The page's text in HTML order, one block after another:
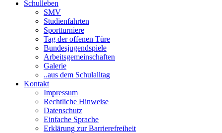
Schulleben
SMV
Studienfahrten
Sportturniere
Tag der offenen Türe
Bundesjugendspiele
Arbeitsgemeinschaften
Galerie
..aus dem Schulalltag
Kontakt
Impressum
Rechtliche Hinweise
Datenschutz
Einfache Sprache
Erklärung zur Barrierefreiheit